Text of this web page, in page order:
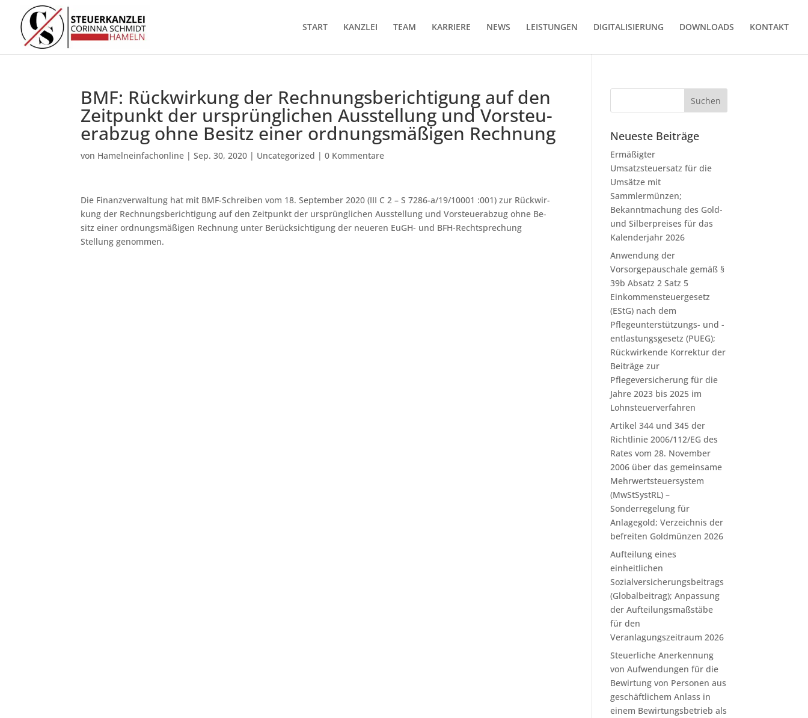
START KANZLEI TEAM KARRIERE NEWS LEISTUNGEN DIGITALISIERUNG DOWNLOADS KONTAKT
BMF: Rück­wir­kung der Rech­nungs­be­rich­ti­gung auf den
Zeit­punkt der ur­sprüng­li­chen Aus­stel­lung und Vor­steu­
er­ab­zug oh­ne Be­sitz ei­ner ord­nungs­mä­ßi­gen Rech­nung
von Hamelneinfachonline |Sep. 30, 2020 | Uncategorized |0 Kommentare
Die Finanzverwaltung hat mit BMF-Schreiben vom 18. September 2020 (III C 2 – S 7286-a/19/10001 :001) zur Rück­wir­
kung der Rech­nungs­be­rich­ti­gung auf den Zeit­punkt der ur­sprüng­li­chen Aus­stel­lung und Vor­steu­er­ab­zug oh­ne Be­
sitz ei­ner ord­nungs­mä­ßi­gen Rech­nung unter Berücksichtigung der neueren EuGH- und BFH-Rechtsprechung
Stellung genommen.
Neueste Beiträge
Ermäßigter
Umsatzsteuersatz für die
Umsätze mit
Sammlermünzen;
Bekanntmachung des Gold-
und Silberpreises für das
Kalenderjahr 2026
Anwendung der
Vorsorgepauschale gemäß §
39b Absatz 2 Satz 5
Einkommensteuergesetz
(EStG) nach dem
Pflegeunterstützungs- und -
entlastungsgesetz (PUEG);
Rückwirkende Korrektur der
Beiträge zur
Pflegeversicherung für die
Jahre 2023 bis 2025 im
Lohnsteuerverfahren
Artikel 344 und 345 der
Richtlinie 2006/112/EG des
Rates vom 28. November
2006 über das gemeinsame
Mehrwertsteuersystem
(MwStSystRL) –
Sonderregelung für
Anlagegold; Verzeichnis der
befreiten Goldmünzen 2026
Aufteilung eines
einheitlichen
Sozialversicherungsbeitrags
(Globalbeitrag); Anpassung
der Aufteilungsmaßstäbe
für den
Veranlagungszeitraum 2026
Steuerliche Anerkennung
von Aufwendungen für die
Bewirtung von Personen aus
geschäftlichem Anlass in
einem Bewirtungsbetrieb als